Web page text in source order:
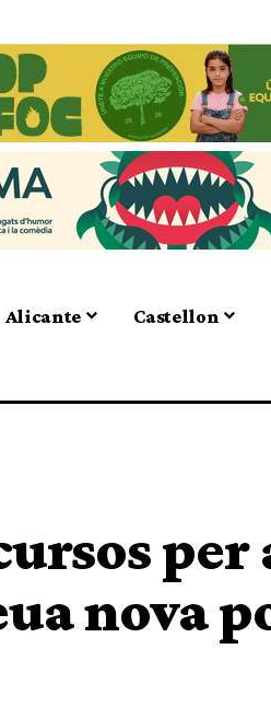
Alicante Castellon
per
nova